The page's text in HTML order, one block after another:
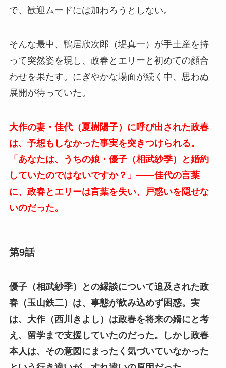
で、歓迎ムードには加わろうとしない。
そんな最中、鴨居欣次郎（堤真一）が手土産を持
って突然姿を現し、政春とエリーと初めての顔合
わせを果たす。にぎやかな場面が続く中、思わぬ
展開が待っていた。
大作の妻・佳代（夏樹陽子）に呼び出された政春
は、予想もしなかった事実を突きつけられる。
「あなたは、うちの娘・優子（相武紗季）と婚約
していたのではないですか？」——佳代の言葉
に、政春とエリーは言葉を失い、戸惑いを隠せな
いのだった。
第9話
優子（相武紗季）との縁談について追及された政
春（玉山鉄二）は、事態が飲み込めず困惑。実
は、大作（西川きよし）は政春を将来の婿にと考
え、留学まで支援していたのだった。しかし政春
本人は、その意図にまったく気づいていなかった